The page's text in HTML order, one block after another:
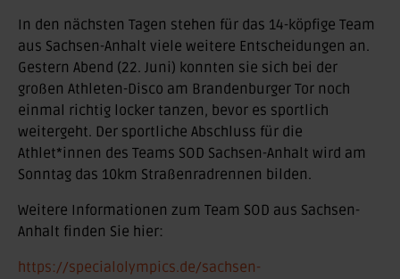
In den nächsten Tagen stehen für das 14-köpfige Team
aus Sachsen-Anhalt viele weitere Entscheidungen an.
Gestern Abend (22. Juni) konnten sie sich bei der
großen Athleten-Disco am Brandenburger Tor noch
einmal richtig locker tanzen, bevor es sportlich
weitergeht. Der sportliche Abschluss für die
Athlet*innen des Teams SOD Sachsen-Anhalt wird am
Sonntag das 10km Straßenradrennen bilden.
Weitere Informationen zum Team SOD aus Sachsen-
Anhalt finden Sie hier:
https://specialolympics.de/sachsen-